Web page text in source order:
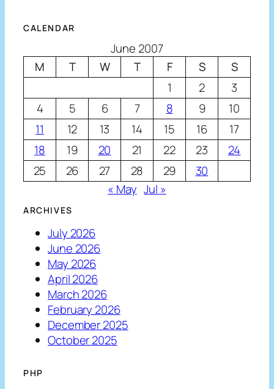
CALENDAR
June 2007
M
T W T F S
S
1
2
3
4
5 6 7 8 9
10
11
12 13 14 15 16
17
18
19 20 21 22 23
24
25
26 27 28 29
30
« May Jul »
ARCHIVES
July 2026
June 2026
May 2026
April 2026
March 2026
February 2026
December 2025
October 2025
PHP